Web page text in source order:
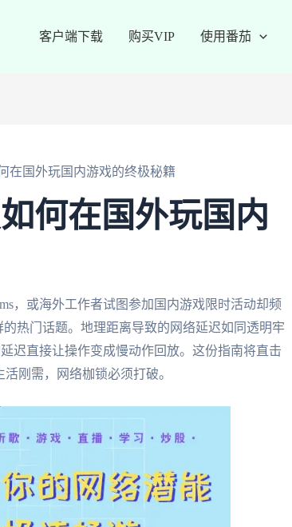
客户端下载 购买VIP 使用番茄
在国外玩国内游戏的终极秘籍
何在国外玩国内
，或海外工作者试图参加国内游戏限时活动却频
热门话题。地理距离导致的网络延迟如同透明牢
迟直接让操作变成慢动作回放。这份指南将直击
刚需，网络枷锁必须打破。